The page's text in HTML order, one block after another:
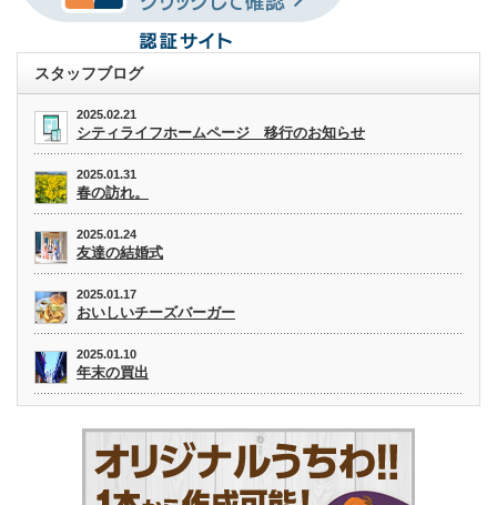
スタッフブログ
2025.02.21
シティライフホームページ 移行のお知らせ
2025.01.31
春の訪れ。
2025.01.24
友達の結婚式
2025.01.17
おいしいチーズバーガー
2025.01.10
年末の買出